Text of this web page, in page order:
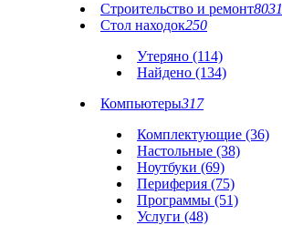
Строительство и ремонт8031
Стол находок250
Утеряно (114)
Найдено (134)
Компьютеры317
Комплектующие (36)
Настольные (38)
Ноутбуки (69)
Периферия (75)
Программы (51)
Услуги (48)